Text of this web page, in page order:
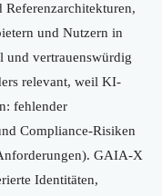
Referenzarchitekturen,
und Nutzern in
und vertrauenswürdig
relevant, weil KI-
fehlender
Compliance-Risiken
GAIA-X
Identitäten,